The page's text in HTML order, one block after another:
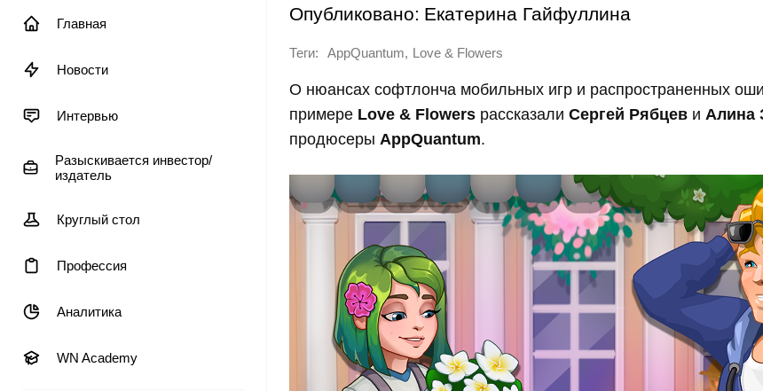
Главная
Новости
Интервью
Разыскивается инвестор/
издатель
Круглый стол
Профессия
Аналитика
WN Academy
Опубликовано: Екатерина Гайфуллина
Теги: AppQuantum, Love & Flowers
О нюансах софтлонча мобильных игр и распространенных
примере Love & Flowers рассказали Сергей Рябцев и Алина
продюсеры AppQuantum.